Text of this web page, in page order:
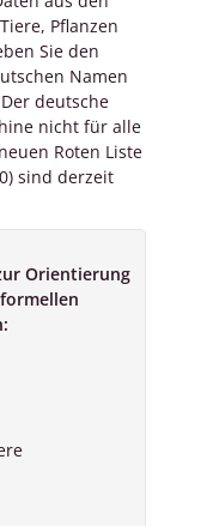
Pflanzen
Sie den
Namen
deutsche
nicht für alle
Roten Liste
sind derzeit
Orientierung